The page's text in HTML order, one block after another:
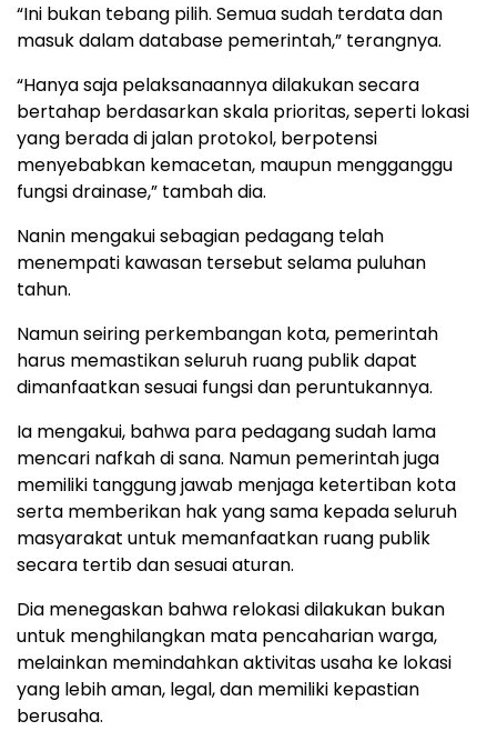
“Ini bukan tebang pilih. Semua sudah terdata dan
masuk dalam database pemerintah,” terangnya.
“Hanya saja pelaksanaannya dilakukan secara
bertahap berdasarkan skala prioritas, seperti lokasi
yang berada di jalan protokol, berpotensi
menyebabkan kemacetan, maupun mengganggu
fungsi drainase,” tambah dia.
Nanin mengakui sebagian pedagang telah
menempati kawasan tersebut selama puluhan
tahun.
Namun seiring perkembangan kota, pemerintah
harus memastikan seluruh ruang publik dapat
dimanfaatkan sesuai fungsi dan peruntukannya.
Ia mengakui, bahwa para pedagang sudah lama
mencari nafkah di sana. Namun pemerintah juga
memiliki tanggung jawab menjaga ketertiban kota
serta memberikan hak yang sama kepada seluruh
masyarakat untuk memanfaatkan ruang publik
secara tertib dan sesuai aturan.
Dia menegaskan bahwa relokasi dilakukan bukan
untuk menghilangkan mata pencaharian warga,
melainkan memindahkan aktivitas usaha ke lokasi
yang lebih aman, legal, dan memiliki kepastian
berusaha.